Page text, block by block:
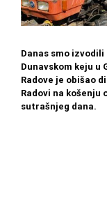
Danas smo
Dunavskom keju u
Radove je obišao
Radovi na košenju
sutrašnjeg dana.